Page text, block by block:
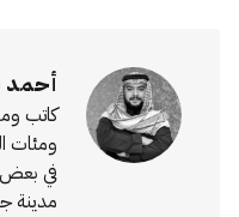
كاتب
ومئات
في بعض
مدينة